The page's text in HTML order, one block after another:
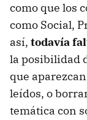
como que los
como Social,
así, todavía
la posibilidad
que
leídos, o
temática con